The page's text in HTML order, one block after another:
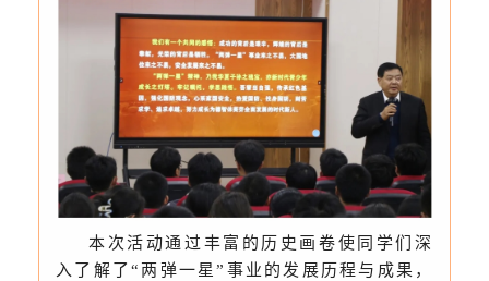
本次活动通过丰富的历史画卷使同学们深
入了解了“两弹一星”事业的发展历程与成果，